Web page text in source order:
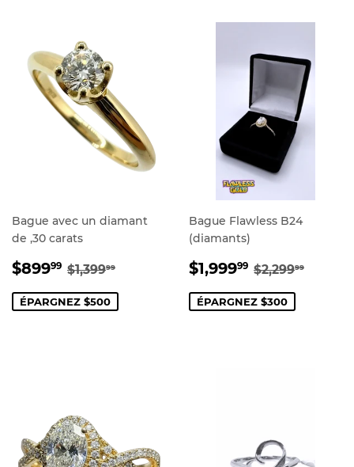
Bague avec un diamant
de ,30 carats
PRIX
$89999 $899.99
PRIX RÉGULIER
$1,39999
ÉPARGNEZ $500
Bague Flawless B24
(diamants)
PRIX
$1,99999 $1,999.99
PRIX
$2,29999
ÉPARGNEZ $300